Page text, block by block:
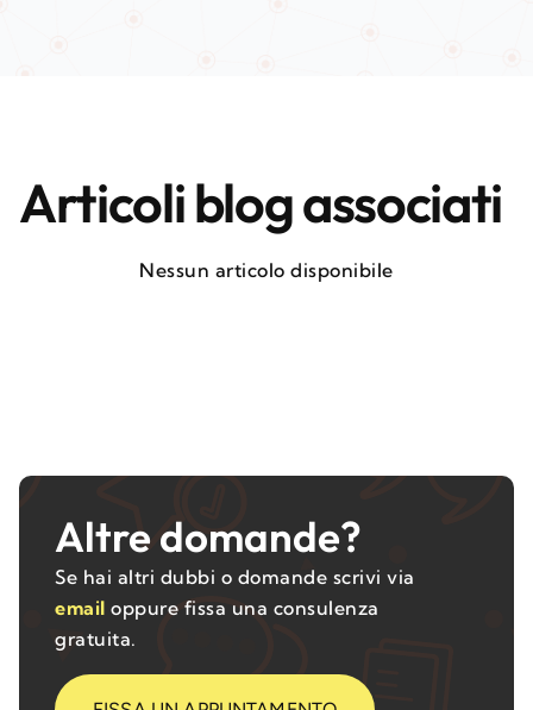
Articoli blog associati
Nessun articolo disponibile
Altre domande?
Se hai altri dubbi o domande scrivi via
email oppure fissa una consulenza
gratuita.